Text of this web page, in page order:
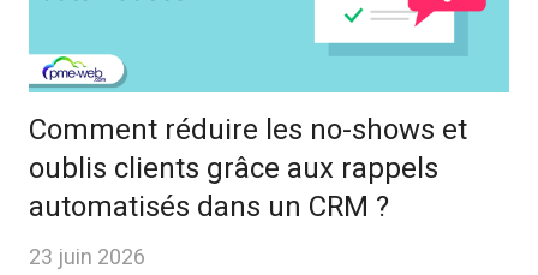
Comment réduire les no-shows et
oublis clients grâce aux rappels
automatisés dans un CRM ?
23 juin 2026